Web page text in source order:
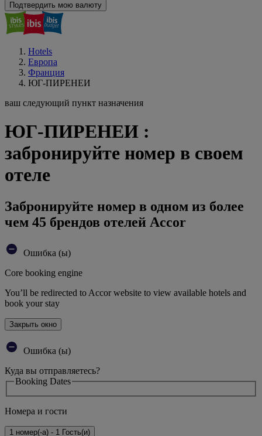
Подтвердить мою валюту
Hotels
Европа
Франция
ЮГ-ПИРЕНЕИ
ваш следующий пункт назначения
ЮГ-ПИРЕНЕИ :
забронируйте номер в своем
отеле
Забронируйте номер в одном из более
чем 45 брендов отелей Accor
Ошибка (ы)
Core booking engine
You’ll be redirected to Accor website to view available hotels and
book your stay
Закрыть окно
Ошибка (ы)
Куда вы отправляетесь?
Booking Dates
Номера и гости
1 номер(-а) - 1 Гость(и)